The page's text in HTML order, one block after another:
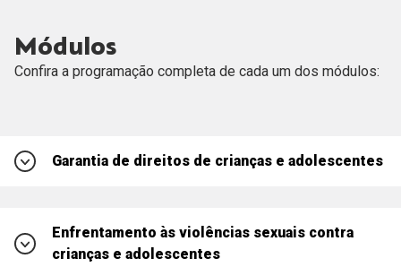
Módulos
Confira a programação completa de cada um dos módulos:
Garantia de direitos de crianças e adolescentes
Adolescente?
Enfrentamento às violências sexuais contra
crianças e adolescentes